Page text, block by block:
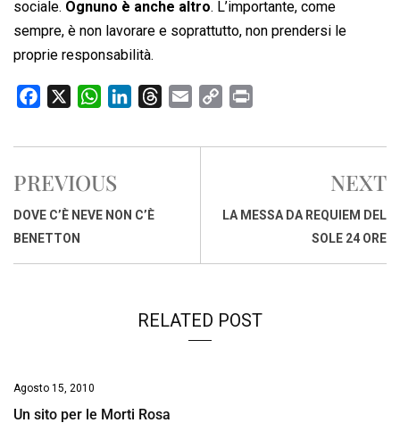
sociale. Ognuno è anche altro. L’importante, come
sempre, è non lavorare e soprattutto, non prendersi le
proprie responsabilità.
c
b
o
o
W
a
s
A
n
d
r
a
p
i
i
PREVIOUS
DOVE C’È NEVE NON C’È
BENETTON
NEXT
LA MESSA DA REQUIEM DEL
SOLE 24 ORE
RELATED POST
Agosto 15, 2010
Un sito per le Morti Rosa